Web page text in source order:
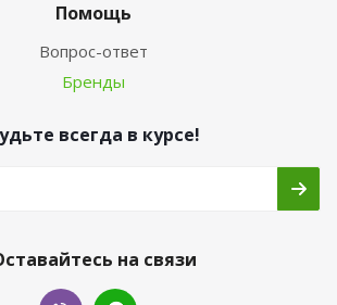
Помощь
Вопрос-ответ
Бренды
всегда в курсе!
на связи